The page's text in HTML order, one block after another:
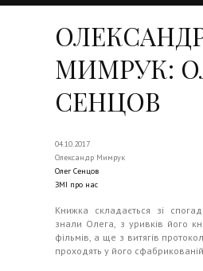
МИМРУК:
СЕНЦОВ
04.10.2017
Олександр Мимрук
Олег Сенцов
ЗМІ про нас
Книжка складається зі
знали Олега, з уривків його
фільмів, а ще з витягів
проходять у його сфабрикованій